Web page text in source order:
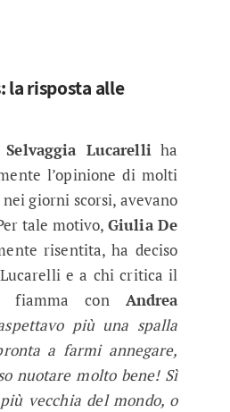
la risposta alle
Selvaggia Lucarelliha
l’opinione di molti
giorni scorsi, avevano
tale motivo,Giulia De
risentita, ha deciso
e a chi critica il
fiamma con Andrea
più una spalla
a farmi annegare,
nuotare molto bene! Sì
vecchia del mondo, o